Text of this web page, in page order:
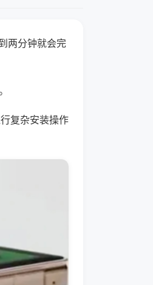
两分钟就会完
复杂安装操作